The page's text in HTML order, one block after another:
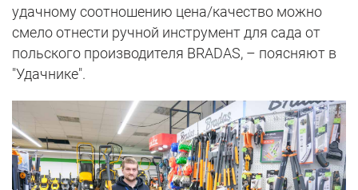
удачному соотношению цена/качество можно
смело отнести ручной инструмент для сада от
польского производителя BRADAS, – поясняют в
"Удачнике".